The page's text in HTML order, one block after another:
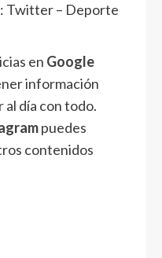
Twitter – Deporte
en Google
información
día con todo.
puedes
contenidos